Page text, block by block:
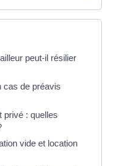
peut-il résilier
cas de préavis
privé : quelles
vide et location